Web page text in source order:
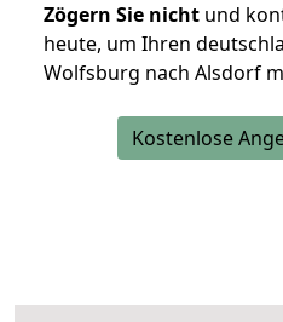
Zögern Sie nicht und
heute, um Ihren
Wolfsburg nach Alsdorf
Kostenlose